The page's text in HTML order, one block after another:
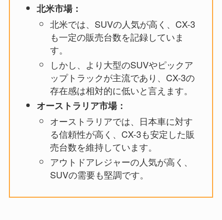
北米市場：
北米では、SUVの人気が高く、CX-3
も一定の販売台数を記録していま
す。
しかし、より大型のSUVやピックア
ップトラックが主流であり、CX-3の
存在感は相対的に低いと言えます。
オーストラリア市場：
オーストラリアでは、日本車に対す
る信頼性が高く、CX-3も安定した販
売台数を維持しています。
アウトドアレジャーの人気が高く、
SUVの需要も堅調です。